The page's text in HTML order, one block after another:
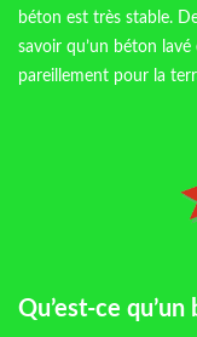
béton est très stable.
savoir qu’un béton
pareillement pour la
Qu’est-ce